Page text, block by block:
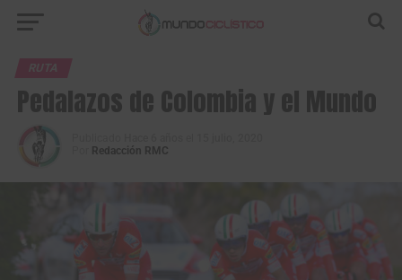
RUTA
Pedalazos de Colombia y el Mundo
Redacción RMC